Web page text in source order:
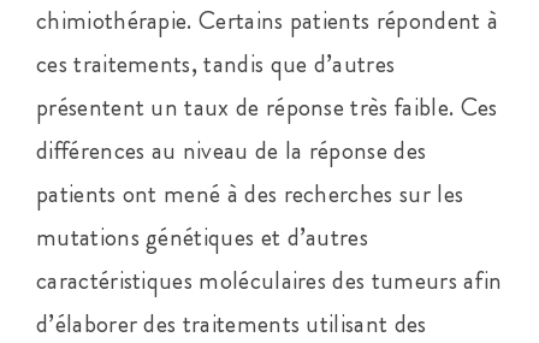
chimiothérapie. Certains patients répondent à
ces traitements, tandis que d’autres
présentent un taux de réponse très faible. Ces
différences au niveau de la réponse des
patients ont mené à des recherches sur les
mutations génétiques et d’autres
caractéristiques moléculaires des tumeurs afin
d’élaborer des traitements utilisant des